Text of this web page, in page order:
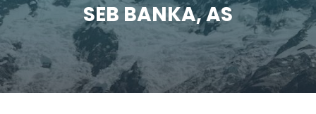
SEB BANKA, AS